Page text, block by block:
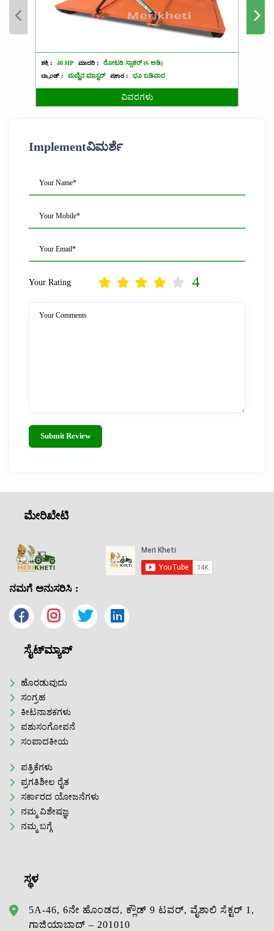
ಶಕ್ತಿ : 40 HP ಮಾದರಿ :
ರೋಟರಿ ಸ್ಲಾಶರ್ (6 ಅಡಿ)
ಬ್ರ್ಯಾಂಡ್ :
ಮಣ್ಣಿನ ಮಾಸ್ಟರ್ ಪ್ರಕಾರ : ಭೂ ಬಡಿವಾರ
ವಿವರಗಳು
Implementವಿಮರ್ಶೆ
Your Name*
Your Mobile*
Your Email*
Your Rating 4
Your Comments
Submit Review
ಮೇರಿಖೇಟಿ
ನಮಗೆ ಅನುಸರಿಸಿ :
ಸೈಟ್‌ಮ್ಯಾಪ್
ಹೊರಡುವುದು
ಸಂಗ್ರಹ
ಕೀಟನಾಶಕಗಳು
ಪಶುಸಂಗೋಪನೆ
ಸಂಪಾದಕೀಯ
ಪತ್ರಿಕೆಗಳು
ಪ್ರಗತಿಶೀಲ ರೈತ
ಸರ್ಕಾರದ ಯೋಜನೆಗಳು
ನಮ್ಮ ವಿಶೇಷಜ್ಞ
ನಮ್ಮ ಬಗ್ಗೆ
ಸ್ಥಳ
5A-46, 6ನೇ ಹೊಂಡದ, ಕ್ಲೌಡ್ 9 ಟವರ್, ವೈಶಾಲಿ ಸೆಕ್ಟರ್ 1,
ಗಾಜಿಯಾಬಾದ್ – 201010